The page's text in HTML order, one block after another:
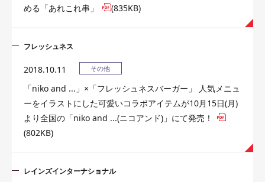
める「あれこれ串」
(835KB)
フレッシュネス
2018.10.11 その他
「niko and ...」×「フレッシュネスバーガー」 人気メニュ
ーをイラストにした可愛いコラボアイテムが10月15日(月)
より全国の「niko and ...(ニコアンド)」にて発売！
(802KB)
レインズインターナショナル